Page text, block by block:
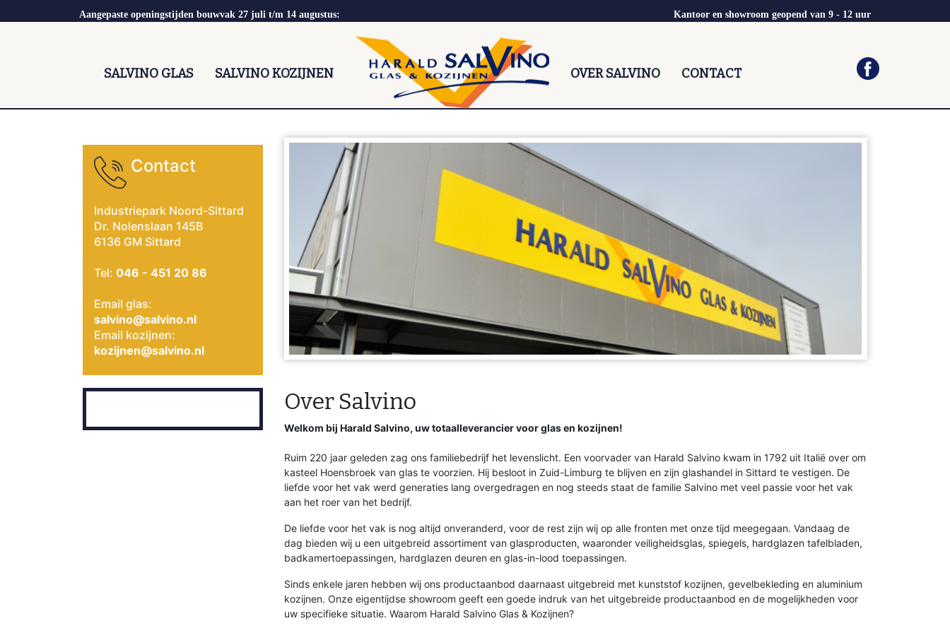
Aangepaste openingstijden bouwvak 27 juli t/m 14 augustus: Kantoor en showroom geopend van 9 - 12 uur
SALVINO GLAS SALVINO KOZIJNEN OVER SALVINO CONTACT
Contact
Industriepark Noord-Sittard
Dr. Nolenslaan 145B
6136 GM Sittard
Tel: 046 - 451 20 86
Email glas:
salvino@salvino.nl
Email kozijnen:
kozijnen@salvino.nl
Over Salvino
Welkom bij Harald Salvino, uw totaalleverancier voor glas en kozijnen!
Ruim 220 jaar geleden zag ons familiebedrijf het levenslicht. Een voorvader van Harald Salvino kwam in 1792 uit Italië over om
kasteel Hoensbroek van glas te voorzien. Hij besloot in Zuid-Limburg te blijven en zijn glashandel in Sittard te vestigen. De
liefde voor het vak werd generaties lang overgedragen en nog steeds staat de familie Salvino met veel passie voor het vak
aan het roer van het bedrijf.
De liefde voor het vak is nog altijd onveranderd, voor de rest zijn wij op alle fronten met onze tijd meegegaan. Vandaag de
dag bieden wij u een uitgebreid assortiment van glasproducten, waaronder veiligheidsglas, spiegels, hardglazen tafelbladen,
badkamertoepassingen, hardglazen deuren en glas-in-lood toepassingen.
Sinds enkele jaren hebben wij ons productaanbod daarnaast uitgebreid met kunststof kozijnen, gevelbekleding en aluminium
kozijnen. Onze eigentijdse showroom geeft een goede indruk van het uitgebreide productaanbod en de mogelijkheden voor
uw specifieke situatie. Waarom Harald Salvino Glas & Kozijnen?